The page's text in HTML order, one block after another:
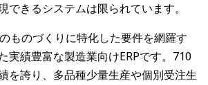
できるシステムは限られています。
ものづくりに特化した要件を網羅す
実績豊富な製造業向けERPです。710
を誇り、多品種少量生産や個別受注生